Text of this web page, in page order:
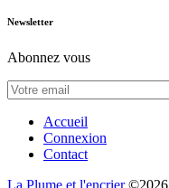
Newsletter
Abonnez vous
Accueil
Connexion
Contact
La Plume et l'encrier©2026